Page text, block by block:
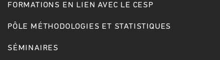
FORMATIONS EN LIEN AVEC LE CESP
PÔLE MÉTHODOLOGIES ET STATISTIQUES
SÉMINAIRES